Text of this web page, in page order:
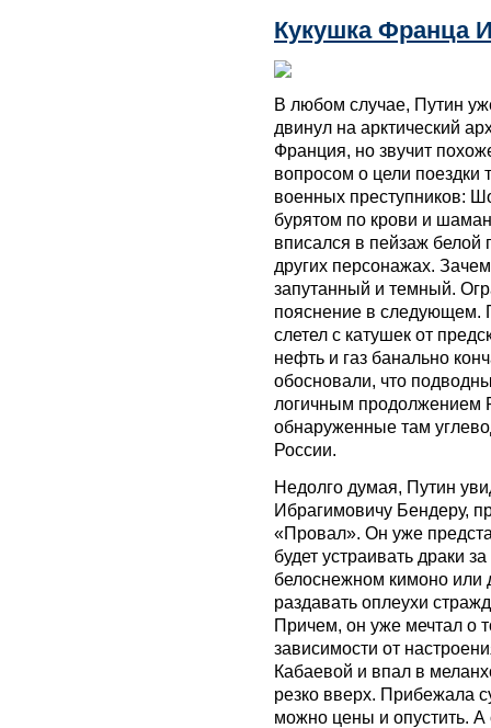
Кукушка Франца
В любом случае, Путин
двинул на арктический
Франция, но звучит
вопросом о цели поездки
военных преступников:
бурятом по крови и
вписался в пейзаж белой
других персонажах.
запутанный и темный.
пояснение в следующем.
слетел с катушек от
нефть и газ банально
обосновали, что
логичным продолжением
обнаруженные там
России.
Недолго думая, Путин
Ибрагимовичу Бендеру,
«Провал». Он уже
будет устраивать драки
белоснежном кимоно или
раздавать оплеухи
Причем, он уже мечтал о
зависимости от
Кабаевой и впал в
резко вверх. Прибежала
можно цены и опустить. А